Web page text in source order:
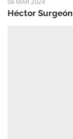
06 MAR 2024
Héctor Surgeón